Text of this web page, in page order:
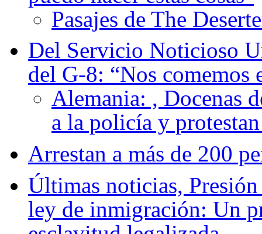
Pasajes de The
Del Servicio Noticioso
del G-8: “Nos comemos
Alemania: , Docenas
a la policía y
Arrestan a más de 200
Últimas noticias,
ley de inmigración: Un